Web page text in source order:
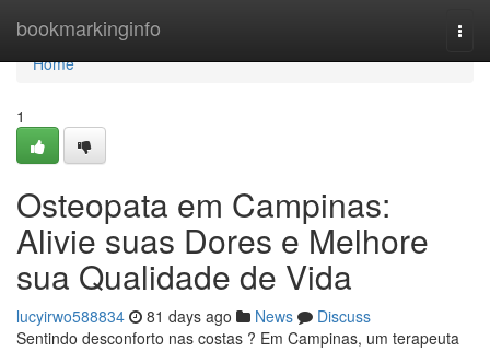
bookmarkinginfo
Home
Home
1
Osteopata em Campinas:
Alivie suas Dores e Melhore
sua Qualidade de Vida
lucyirwo588834 81 days ago News
Discuss
Sentindo desconforto nas costas ? Em Campinas, um terapeuta